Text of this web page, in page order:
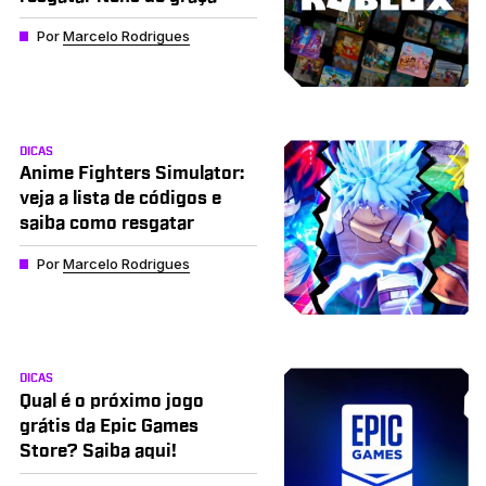
PorMarcelo Rodrigues
DICAS
Anime Fighters Simulator:
veja a lista de códigos e
saiba como resgatar
PorMarcelo Rodrigues
DICAS
Qual é o próximo jogo
grátis da Epic Games
Store? Saiba aqui!